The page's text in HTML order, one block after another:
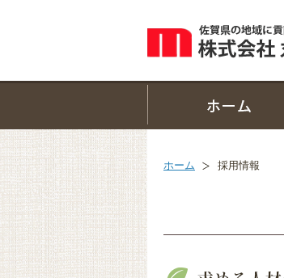
ホーム 採用情報